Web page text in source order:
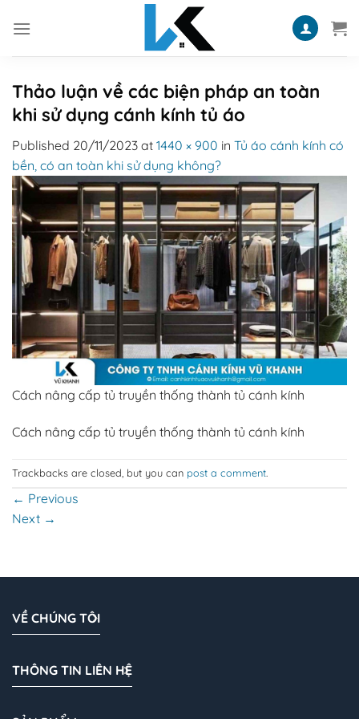
Thảo luận về các biện pháp an toàn
khi sử dụng cánh kính tủ áo
Published 20/11/2023 at 1440 × 900 in Tủ áo cánh kính có
bền, có an toàn khi sử dụng không?
Cách nâng cấp tủ truyền thống thành tủ cánh kính
Cách nâng cấp tủ truyền thống thành tủ cánh kính
Trackbacks are closed, but you can post a comment.
← Previous
Next →
VỀ CHÚNG TÔI
THÔNG TIN LIÊN HỆ